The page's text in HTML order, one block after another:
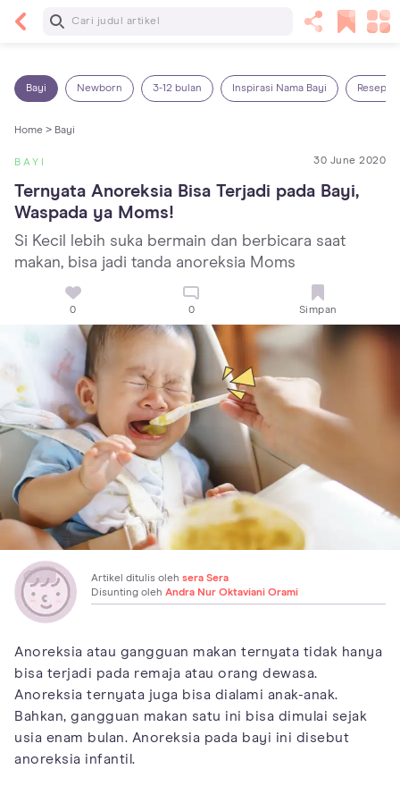
Baca Selanjutnya
Bayi Newborn 3-12 bulan Inspirasi Nama Bayi Resep
Home > Bayi
BAYI 30 June 2020
Ternyata Anoreksia Bisa Terjadi pada Bayi,
Waspada ya Moms!
Si Kecil lebih suka bermain dan berbicara saat
makan, bisa jadi tanda anoreksia Moms
0 0 Simpan
Artikel ditulis oleh sera Sera
Disunting oleh Andra Nur Oktaviani Orami
Anoreksia atau gangguan makan ternyata tidak hanya
bisa terjadi pada remaja atau orang dewasa.
Anoreksia ternyata juga bisa dialami anak-anak.
Bahkan, gangguan makan satu ini bisa dimulai sejak
usia enam bulan. Anoreksia pada bayi ini disebut
anoreksia infantil.